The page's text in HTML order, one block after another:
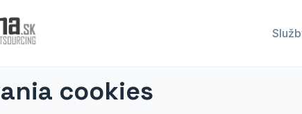
cookies